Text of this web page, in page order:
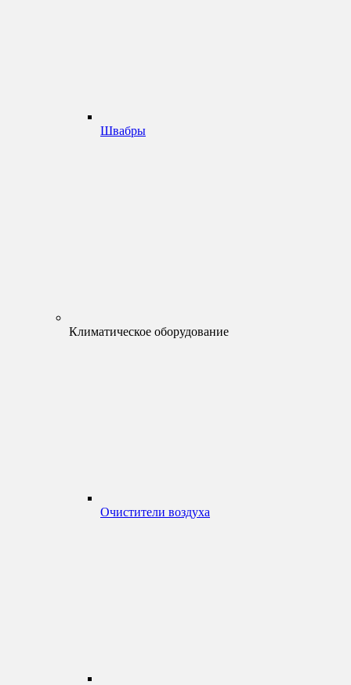
Швабры
Климатическое оборудование
Очистители воздуха